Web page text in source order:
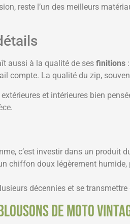
reste l’un des meilleurs
aussi à la qualité de ses finitions
compte. La qualité du zip,
et intérieures bien
c’est investir dans un produit
chiffon doux légèrement
décennies et se
de moto